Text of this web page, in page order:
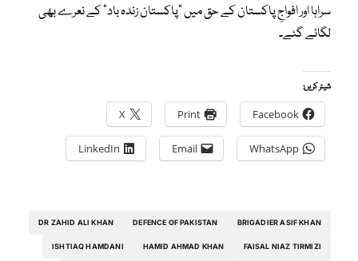
سراہا اور افواجِ پاکستان کے حق میں “پاکستان زندہ باد” کے نعرے بھی
لگائے گئے۔
شیئر کریں:
Facebook
Print
X
WhatsApp
Email
LinkedIn
BRIGADIER ASIF KHAN
DEFENCE OF PAKISTAN
DR ZAHID ALI KHAN
FAISAL NIAZ TIRMIZI
HAMID AHMAD KHAN
ISHTIAQ HAMDANI